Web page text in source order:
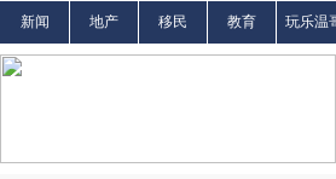
新闻 地产 移民 教育 玩乐温